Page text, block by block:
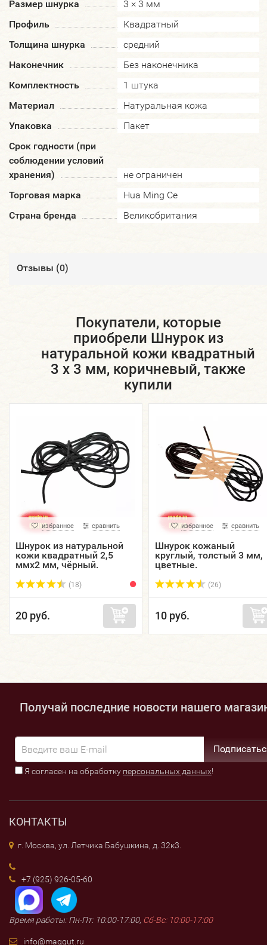
Размер шнурка
3 × 3 мм
Профиль
Квадратный
Толщина шнурка
средний
Наконечник
Без наконечника
Комплектность
1 штука
Материал
Натуральная кожа
Упаковка
Пакет
Срок годности (при
соблюдении условий
хранения)
не ограничен
Торговая марка
Hua Ming Ce
Страна бренда
Великобритания
Отзывы (0)
Покупатели, которые
приобрели Шнурок из
натуральной кожи квадратный
3 х 3 мм, коричневый, также
купили
избранное сравнить
Шнурок из натуральной
кожи квадратный 2,5
ммх2 мм, чёрный.
(18)
20 руб.
избранное сравнить
Шнурок кожаный
круглый, толстый 3 мм,
цветные.
(26)
10 руб.
Получай последние новости нашего
Я согласен на обработку персональных данных!
КОНТАКТЫ
г. Москва, ул. Летчика Бабушкина, д. 32к3.
+7 (925) 926-05-60
Время работы: Пн-Пт: 10:00-17:00, Сб-Вс: 10:00-17:00
info@maggut.ru